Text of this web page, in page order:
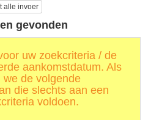
alle invoer
gevonden
uw zoekcriteria / de
aankomstdatum. Als
de volgende
die slechts aan een
voldoen.